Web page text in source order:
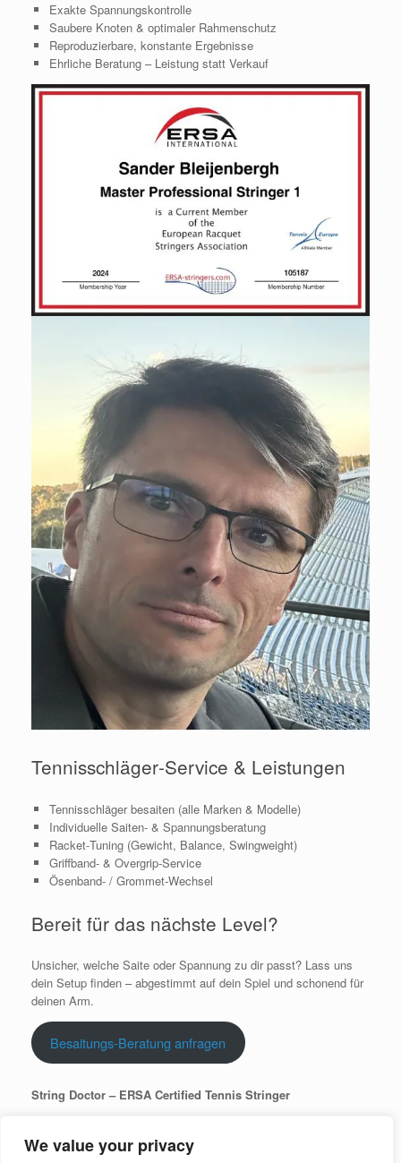
We value your privacy
Exakte Spannungs­kontrolle
Saubere Knoten & optimaler Rahmenschutz
Reproduzierbare, konstante Ergebnisse
Ehrliche Beratung – Leistung statt Verkauf
Tennisschläger‑Service & Leistungen
Tennisschläger besaiten (alle Marken & Modelle)
Individuelle Saiten‑ & Spannungsberatung
Racket‑Tuning (Gewicht, Balance, Swingweight)
Griffband‑ & Overgrip‑Service
Ösenband‑ / Grommet‑Wechsel
Bereit für das nächste Level?
Unsicher, welche Saite oder Spannung zu dir passt? Lass uns
dein Setup finden – abgestimmt auf dein Spiel und schonend für
deinen Arm.
Besaitungs‑Beratung anfragen
String Doctor – ERSA Certified Tennis Stringer
Telefon / WhatsApp:+49 170 1250884